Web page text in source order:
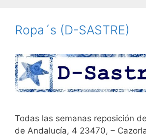
Ropa´s (D-SASTRE)
Todas las semanas reposición
de Andalucía, 4 23470, –